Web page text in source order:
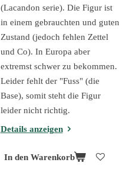
(Lacandon serie). Die Figur ist
in einem gebrauchten und guten
Zustand (jedoch fehlen Zettel
und Co). In Europa aber
extremst schwer zu bekommen.
Leider fehlt der "Fuss" (die
Base), somit steht die Figur
leider nicht richtig.
Details anzeigen
In den Warenkorb